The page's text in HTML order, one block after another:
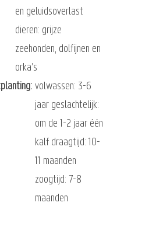
en geluidsoverlast
dieren: grijze
zeehonden, dolfijnen en
orka's
volwassen: 3-6
jaar geslachtelijk:
om de 1-2 jaar één
kalf draagtijd: 10-
11 maanden
zoogtijd: 7-8
maanden